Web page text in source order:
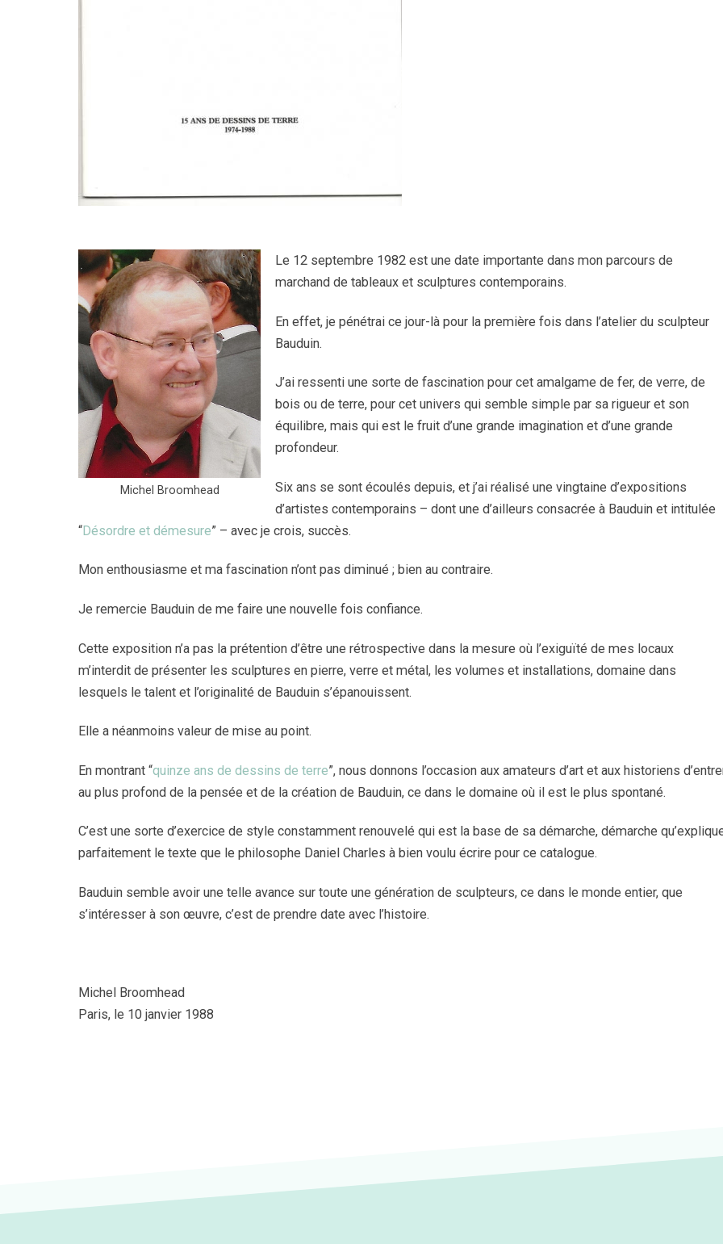
Michel Broomhead
Le 12 septembre 1982 est une date importante dans mon parcours de
marchand de tableaux et sculptures contemporains.
En effet, je pénétrai ce jour-là pour la première fois dans l’atelier du sculpteur
Bauduin.
J’ai ressenti une sorte de fascination pour cet amalgame de fer, de verre, de
bois ou de terre, pour cet univers qui semble simple par sa rigueur et son
équilibre, mais qui est le fruit d’une grande imagination et d’une grande
profondeur.
Six ans se sont écoulés depuis, et j’ai réalisé une vingtaine d’expositions
d’artistes contemporains – dont une d’ailleurs consacrée à Bauduin et intitulée
“Désordre et démesure” – avec je crois, succès.
Mon enthousiasme et ma fascination n’ont pas diminué ; bien au contraire.
Je remercie Bauduin de me faire une nouvelle fois confiance.
Cette exposition n’a pas la prétention d’être une rétrospective dans la mesure où l’exiguïté de mes locaux
m’interdit de présenter les sculptures en pierre, verre et métal, les volumes et installations, domaine dans
lesquels le talent et l’originalité de Bauduin s’épanouissent.
Elle a néanmoins valeur de mise au point.
En montrant “quinze ans de dessins de terre”, nous donnons l’occasion aux amateurs d’art et aux historiens
au plus profond de la pensée et de la création de Bauduin, ce dans le domaine où il est le plus spontané.
C’est une sorte d’exercice de style constamment renouvelé qui est la base de sa démarche, démarche
parfaitement le texte que le philosophe Daniel Charles à bien voulu écrire pour ce catalogue.
Bauduin semble avoir une telle avance sur toute une génération de sculpteurs, ce dans le monde entier, que
s’intéresser à son œuvre, c’est de prendre date avec l’histoire.
Michel Broomhead
Paris, le 10 janvier 1988